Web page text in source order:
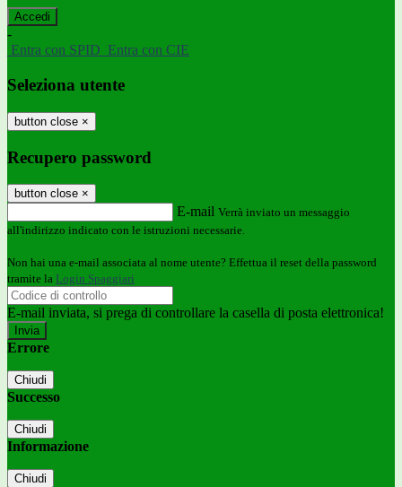
-
Entra con SPID Entra con CIE
Seleziona utente
button close ×
Recupero password
button close ×
E-mail Verrà inviato un messaggio
all'indirizzo indicato con le istruzioni necessarie.
Non hai una e-mail associata al nome utente? Effettua il reset della password
tramite la Login Spaggiari
E-mail inviata, si prega di controllare la casella di posta elettronica!
Errore
Chiudi
Successo
Chiudi
Informazione
Chiudi